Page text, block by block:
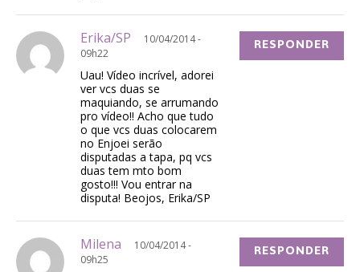
Erika/SP
10/04/2014 -
09h22
Uau! Vídeo incrível, adorei
ver vcs duas se
maquiando, se arrumando
pro vídeo!! Acho que tudo
o que vcs duas colocarem
no Enjoei serão
disputadas a tapa, pq vcs
duas tem mto bom
gosto!!! Vou entrar na
disputa! Beojos, Erika/SP
RESPONDER
Milena
10/04/2014 -
09h25
RESPONDER